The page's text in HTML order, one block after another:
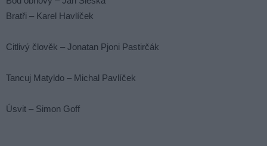
Bratři – Karel Havlíček
Citlivý člověk – Jonatan Pjoni Pastirčák
Tancuj Matyldo – Michal Pavlíček
Úsvit – Simon Goff